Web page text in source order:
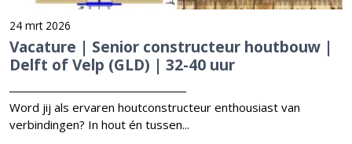
24 mrt 2026
Vacature | Senior constructeur houtbouw |
Delft of Velp (GLD) | 32-40 uur
Word jij als ervaren houtconstructeur enthousiast van
verbindingen? In hout én tussen...